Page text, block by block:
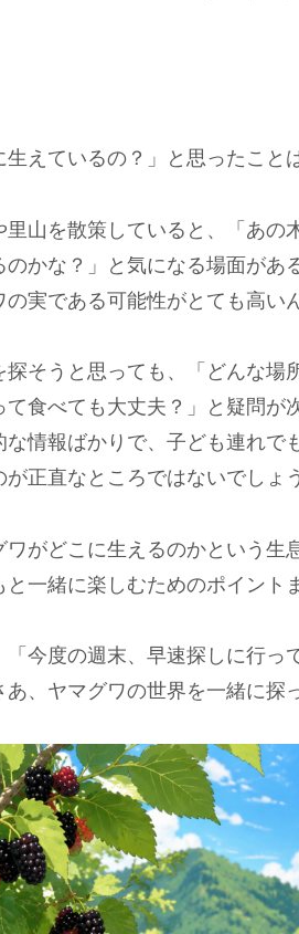
生えているの？」と思ったこと
山を散策していると、「あの
のかな？」と気になる場面があ
実である可能性がとても高い
そうと思っても、「どんな場
食べても大丈夫？」と疑問が
情報ばかりで、子ども連れで
正直なところではないでしょ
ワがどこに生えるのかという生
一緒に楽しむためのポイント
今度の週末、早速探しに行っ
、ヤマグワの世界を一緒に探